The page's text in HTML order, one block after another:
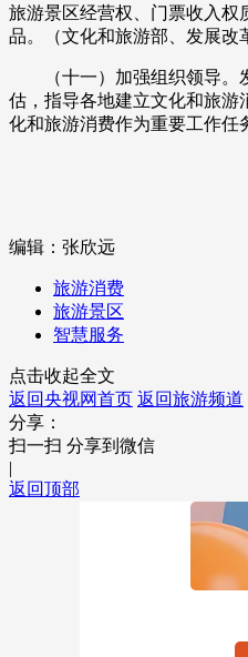
旅游景区经营权、门票收入权
品。（文化和旅游部、发展改
（十一）加强组织领导。发
估，指导各地建立文化和旅游
化和旅游消费作为重要工作任
编辑：张欣远
旅游消费
旅游景区
智慧服务
点击收起全文
返回央视网首页 返回旅游频道
分享：
扫一扫 分享到微信
|
返回顶部